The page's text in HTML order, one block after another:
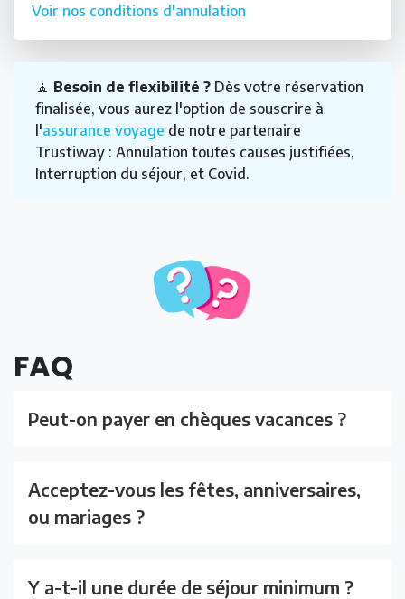
Voir nos conditions d'annulation
🧘 Besoin de flexibilité ? Dès votre réservation
finalisée, vous aurez l'option de souscrire à
l'assurance voyage de notre partenaire
Trustiway : Annulation toutes causes justifiées,
Interruption du séjour, et Covid.
FAQ
Peut-on payer en chèques vacances ?
Acceptez-vous les fêtes, anniversaires,
ou mariages ?
Y a-t-il une durée de séjour minimum ?